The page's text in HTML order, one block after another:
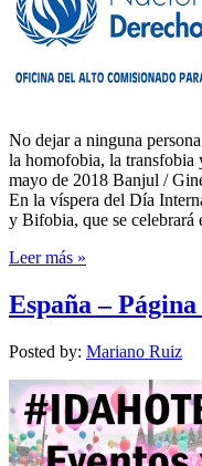
No dejar a ninguna
la homofobia, la transfobia
mayo de 2018 Banjul /
En la víspera del Día
y Bifobia, que se
Leer más »
España –
Posted by: Mariano Ruiz